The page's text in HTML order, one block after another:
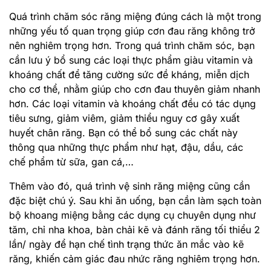
Quá trình chăm sóc răng miệng đúng cách là một trong
những yếu tố quan trọng giúp cơn đau răng không trở
nên nghiêm trọng hơn. Trong quá trình chăm sóc, bạn
cần lưu ý bổ sung các loại thực phẩm giàu vitamin và
khoáng chất để tăng cường sức đề kháng, miễn dịch
cho cơ thể, nhằm giúp cho cơn đau thuyên giảm nhanh
hơn. Các loại vitamin và khoáng chất đều có tác dụng
tiêu sưng, giảm viêm, giảm thiểu nguy cơ gây xuất
huyết chân răng. Bạn có thể bổ sung các chất này
thông qua những thực phẩm như hạt, đậu, dầu, các
chế phẩm từ sữa, gan cá,…
Thêm vào đó, quá trình vệ sinh răng miệng cũng cần
đặc biệt chú ý. Sau khi ăn uống, bạn cần làm sạch toàn
bộ khoang miệng bằng các dụng cụ chuyên dụng như
tăm, chỉ nha khoa, bàn chải kẽ và đánh răng tối thiểu 2
lần/ ngày để hạn chế tình trạng thức ăn mắc vào kẽ
răng, khiến cảm giác đau nhức răng nghiêm trọng hơn.